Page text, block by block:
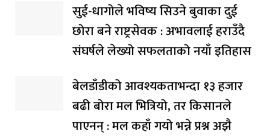
सुई-धागोले भविष्य सिउने बुवाका दुई
छोरा बने राष्ट्रसेवक : अभावलाई हराउँदै
संघर्षले लेख्यो सफलताको नयाँ इतिहास
बेलडाँडीको आवश्यकताभन्दा १३ हजार
बढी बोरा मल भित्रियो, तर किसानले
पाएनन् : मल कहाँ गयो भन्ने प्रश्न अझै